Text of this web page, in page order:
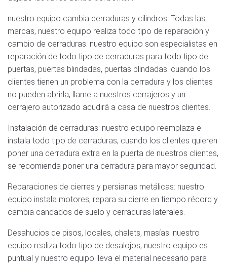
nuestro equipo cambia cerraduras y cilindros: Todas las
marcas, nuestro equipo realiza todo tipo de reparación y
cambio de cerraduras. nuestro equipo son especialistas en
reparación de todo tipo de cerraduras para todo tipo de
puertas, puertas blindadas, puertas blindadas. cuando los
clientes tienen un problema con la cerradura y los clientes
no pueden abrirla, llame a nuestros cerrajeros y un
cerrajero autorizado acudirá a casa de nuestros clientes.
Instalación de cerraduras: nuestro equipo reemplaza e
instala todo tipo de cerraduras, cuando los clientes quieren
poner una cerradura extra en la puerta de nuestros clientes,
se recomienda poner una cerradura para mayor seguridad.
Reparaciones de cierres y persianas metálicas: nuestro
equipo instala motores, repara su cierre en tiempo récord y
cambia candados de suelo y cerraduras laterales.
Desahucios de pisos, locales, chalets, masías. nuestro
equipo realiza todo tipo de desalojos, nuestro equipo es
puntual y nuestro equipo lleva el material necesario para